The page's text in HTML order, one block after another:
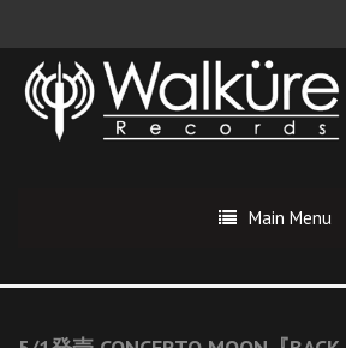
Main Menu